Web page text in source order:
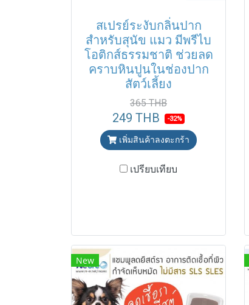
สเปรย์ระงับกลิ่นปาก
สำหรับสุนัข แมว มีพรีไบ
โอติกส์ธรรมชาติ ช่วยลด
คราบหินปูนในช่องปาก
สัตว์เลี้ยง
365 THB
249 THB -32%
เพิ่มสินค้าลงตะกร้า
เปรียบเทียบ
New